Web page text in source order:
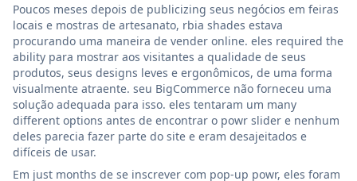
Poucos meses depois de publicizing seus negócios em feiras
locais e mostras de artesanato, rbia shades estava
procurando uma maneira de vender online. eles required the
ability para mostrar aos visitantes a qualidade de seus
produtos, seus designs leves e ergonômicos, de uma forma
visualmente atraente. seu BigCommerce não forneceu uma
solução adequada para isso. eles tentaram um many
different options antes de encontrar o powr slider e nenhum
deles parecia fazer parte do site e eram desajeitados e
difíceis de usar.
Em just months de se inscrever com pop-up powr, eles foram